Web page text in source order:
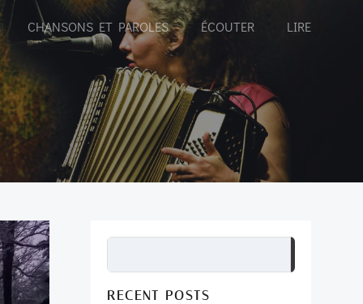
CHANSONS ET PAROLES ÉCOUTER LIRE
RECENT POSTS